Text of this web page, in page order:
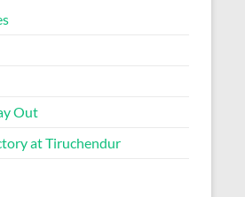
Out
at Tiruchendur